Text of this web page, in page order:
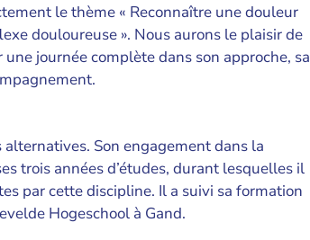
le thème « Reconnaître une douleur
douloureuse ». Nous aurons le plaisir de
journée complète dans son approche, sa
Son engagement dans la
trois années d’études, durant lesquelles il
par cette discipline. Il a suivi sa formation
Hogeschool à Gand.